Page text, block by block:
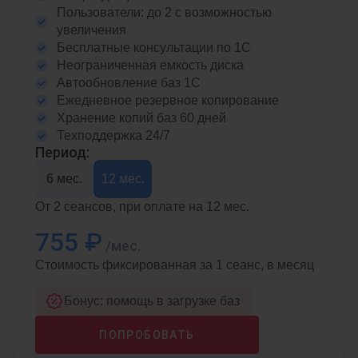
Пользователи: до 2 с возможностью
увеличения
Бесплатные консультации по 1С
Неограниченная емкость диска
Автообновление баз 1С
Ежедневное резервное копирование
Хранение копий баз 60 дней
Техподдержка 24/7
Период:
6 мес. 12 мес.
От 2 сеансов, при оплате на 12 мес.
755 ₽
Стоимость фиксированная за 1 сеанс, в месяц
Бонус: помощь в загрузке баз
ПОПРОБОВАТЬ